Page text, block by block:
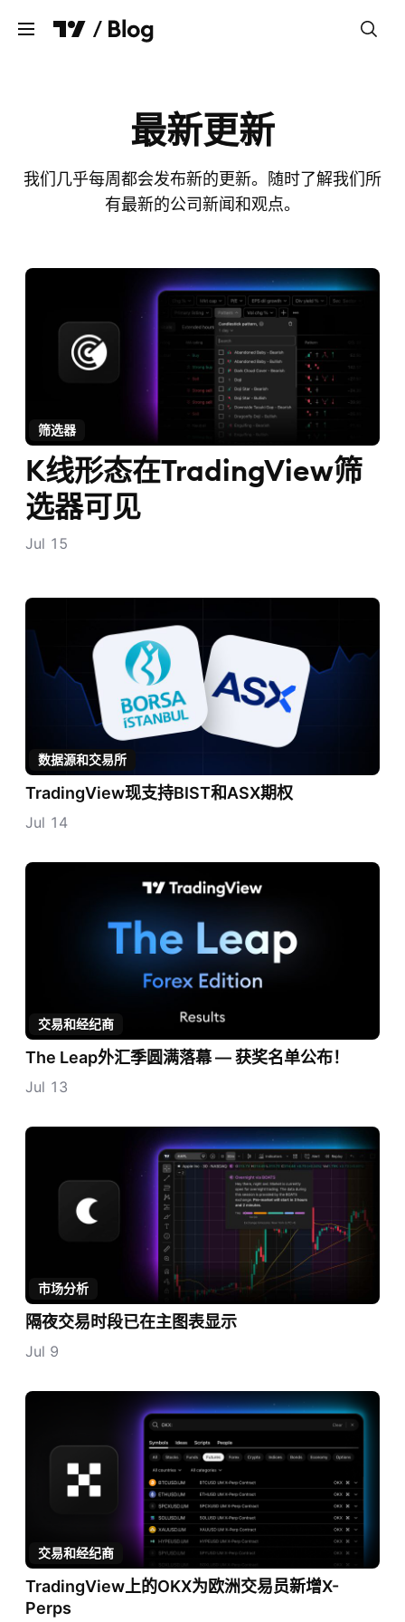
筛选器
业务新讯
简体中文
返回TradingView
前往博客主页
最新更新
我们几乎每周都会发布新的更新。随时了解我们所
有最新的公司新闻和观点。
筛选器
K线形态在TradingView筛
选器可见
Jul 15
数据源和交易所
TradingView现支持BIST和ASX期权
Jul 14
交易和经纪商
The Leap外汇季圆满落幕 — 获奖名单公布！
Jul 13
市场分析
隔夜交易时段已在主图表显示
Jul 9
交易和经纪商
TradingView上的OKX为欧洲交易员新增X-
Perps